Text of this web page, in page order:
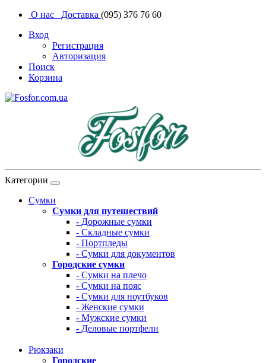
О нас Доставка (095) 376 76 60
Вход
Регистрация
Авторизация
Поиск
Корзина
Категории
Сумки
Сумки для путешествий
- Дорожные сумки
- Складные сумки
- Портпледы
- Сумки для документов
Городские сумки
- Сумки на плечо
- Сумки на пояс
- Сумки для ноутбуков
- Женские сумки
- Мужские сумки
- Деловые портфели
Рюкзаки
Городские